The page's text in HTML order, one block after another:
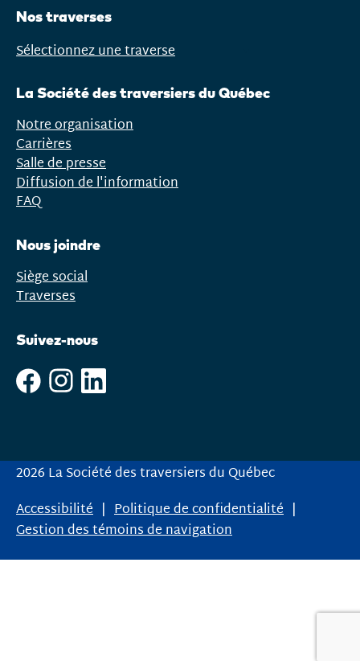
Nos traverses
Ouvrir
menu
Sélectionnez une traverse
La Société des traversiers du Québec
Notre organisation
Carrières
Salle de presse
Diffusion de l'information
FAQ
Nous joindre
Siège social
Traverses
Suivez-nous
2026 La Société des traversiers du Québec
Accessibilité
Politique de confidentialité
Gestion des témoins de navigation